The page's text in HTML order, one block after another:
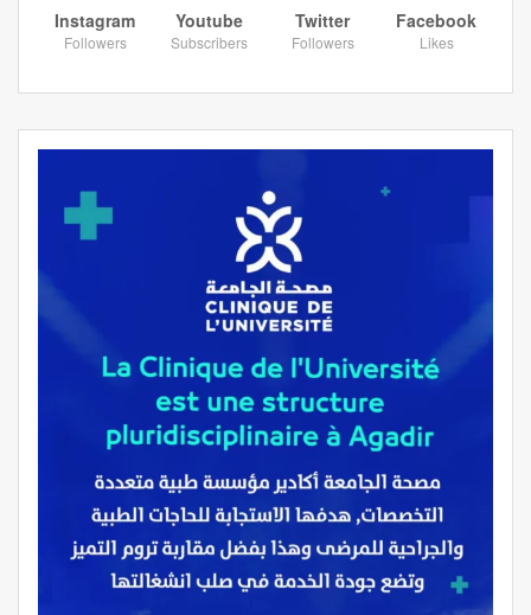
Facebook
Likes
Twitter
Followers
Youtube
Subscribers
Instagram
Followers